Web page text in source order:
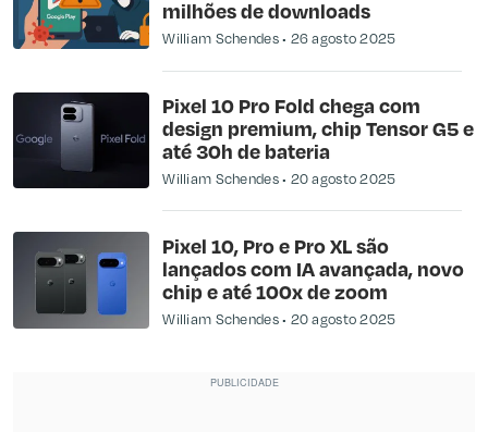
milhões de downloads
William Schendes 26 agosto 2025
Pixel 10 Pro Fold chega com
design premium, chip Tensor G5 e
até 30h de bateria
William Schendes 20 agosto 2025
Pixel 10, Pro e Pro XL são
lançados com IA avançada, novo
chip e até 100x de zoom
William Schendes 20 agosto 2025